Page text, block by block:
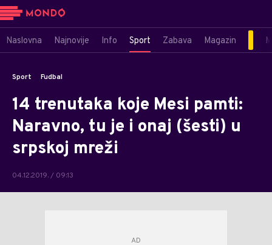
Naslovna Najnovije Info Sport Zabava Magazin
Sport Fudbal
14 trenutaka koje Mesi pamti:
Naravno, tu je i onaj (šesti) u
srpskoj mreži
04.12.2019. / 09:13